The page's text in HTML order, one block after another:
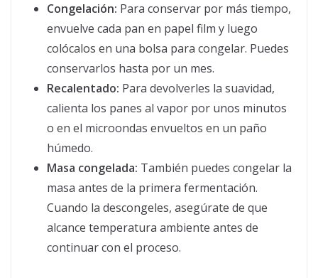
Congelación: Para conservar por más tiempo,
envuelve cada pan en papel film y luego
colócalos en una bolsa para congelar. Puedes
conservarlos hasta por un mes.
Recalentado: Para devolverles la suavidad,
calienta los panes al vapor por unos minutos
o en el microondas envueltos en un paño
húmedo.
Masa congelada: También puedes congelar la
masa antes de la primera fermentación.
Cuando la descongeles, asegúrate de que
alcance temperatura ambiente antes de
continuar con el proceso.